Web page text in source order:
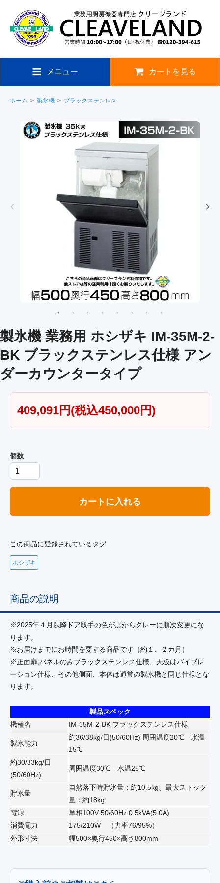
メニュー カートを見る
ホーム > 製氷機 > ブラックステンレス
製氷機 業務用 ホシザキ IM-35M-2-
BK ブラックステンレス仕様 アン
ダーカウンタータイプ
409,091円(税込450,000円)
個数
カートに入れる
この商品に登録されているタグ
ホシザキ
商品の説明
※2025年４月以降ドア取手の色が黒からグレーに順次変更にな
ります。
※お届けまでにお時間を要する商品です（約１、２カ月）
※正面扉,パネルのみブラックステンレス仕様、天板はバイブレ
ーション仕様、その他側面、本体は通常の製氷機と同じ仕様とな
ります。
製品スペック
機種名
IM-35M-2-BK ブラックステンレス仕様
製氷能力
約36/38kg/日(50/60Hz) 周囲温度20℃ 水温
15℃
約30/33kg/日
(50/60Hz)
周囲温度30℃ 水温25℃
貯氷量
自然落下時貯氷量：約10.5kg、最大ストック
量：約18kg
電源
単相100V 50/60Hz 0.5kVA(5.0A)
消費電力
175/210W （力率76/95%）
外形寸法
幅500×奥行450×高さ800mm